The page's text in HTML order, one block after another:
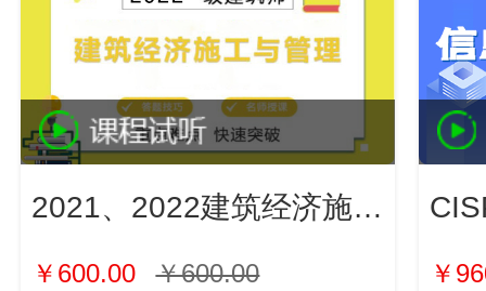
2021、2022建筑经济施工与管理（新）
￥600.00 ￥600.00 ￥